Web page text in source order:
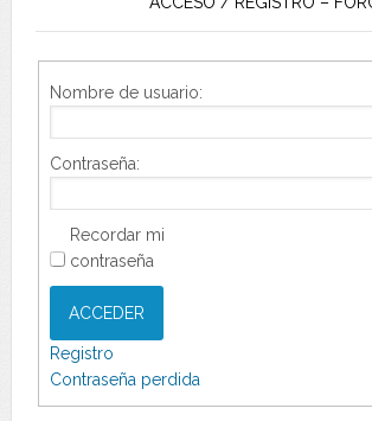
Nombre de usuario:
Contraseña:
Recordar mi
contraseña
ACCEDER
Registro
Contraseña perdida